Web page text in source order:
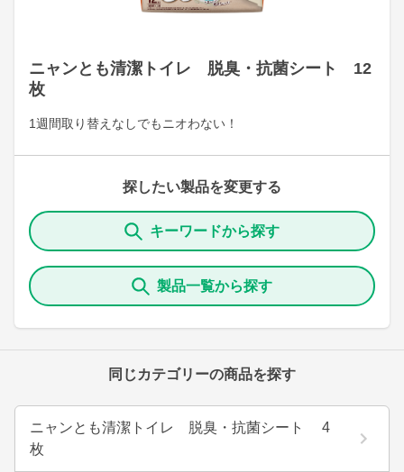
ニャンとも清潔トイレ 脱臭・抗菌シート 12
枚
1週間取り替えなしでもニオわない！
探したい製品を変更する
キーワードから探す
製品一覧から探す
同じカテゴリーの商品を探す
ニャンとも清潔トイレ 脱臭・抗菌シート 4
枚